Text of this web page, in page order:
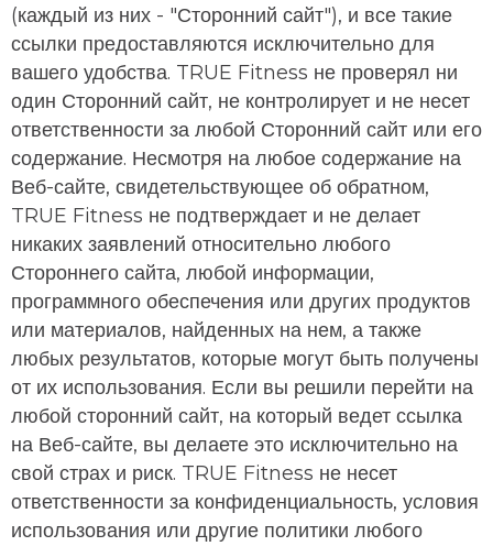
(каждый из них - "Сторонний сайт"), и все такие
ссылки предоставляются исключительно для
вашего удобства. TRUE Fitness не проверял ни
один Сторонний сайт, не контролирует и не несет
ответственности за любой Сторонний сайт или его
содержание. Несмотря на любое содержание на
Веб-сайте, свидетельствующее об обратном,
TRUE Fitness не подтверждает и не делает
никаких заявлений относительно любого
Стороннего сайта, любой информации,
программного обеспечения или других продуктов
или материалов, найденных на нем, а также
любых результатов, которые могут быть получены
от их использования. Если вы решили перейти на
любой сторонний сайт, на который ведет ссылка
на Веб-сайте, вы делаете это исключительно на
свой страх и риск. TRUE Fitness не несет
ответственности за конфиденциальность, условия
использования или другие политики любого